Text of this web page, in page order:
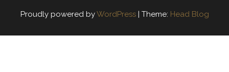
Proudly powered byWordPress | Theme: Head Blog